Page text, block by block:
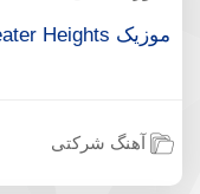
موزیک To Greater Heights
آهنگ شرکتی